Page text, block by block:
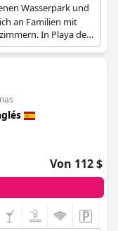
Wasserpark und
an Familien mit
In Playa del
und Unterhaltung.
Von 112 $